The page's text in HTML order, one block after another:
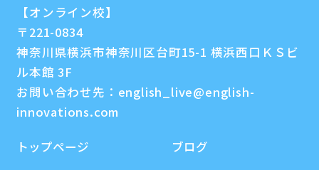
【オンライン校】
〒221-0834
神奈川県横浜市神奈川区台町15-1 横浜西口ＫＳビ
ル本館 3F
お問い合わせ先： english_live@english-
innovations.com
トップページ
ブログ